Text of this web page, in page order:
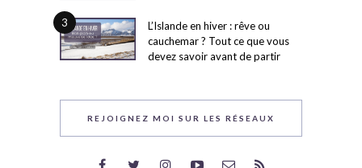
3
L’Islande en hiver : rêve ou
cauchemar ? Tout ce que vous
devez savoir avant de partir
REJOIGNEZ MOI SUR LES RÉSEAUX